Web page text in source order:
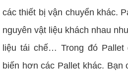
các thiết bị vận chuyển khác.
nguyên vật liệu khách nhau
liệu tái chế… Trong đó
biến hơn các Pallet khác. Bạn